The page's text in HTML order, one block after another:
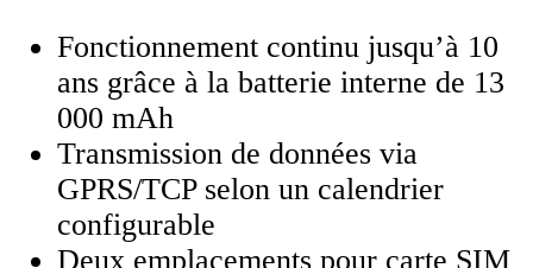
Fonctionnement continu jusqu’à 10
ans grâce à la batterie interne de 13
000 mAh
Transmission de données via
GPRS/TCP selon un calendrier
configurable
Deux emplacements pour carte SIM